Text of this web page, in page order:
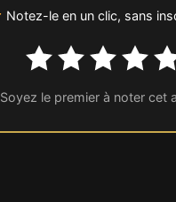
Notez-le en un clic, sans
Soyez le premier à noter cet